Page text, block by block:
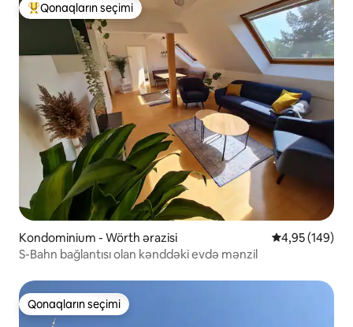
Populyar "Qonaqların seçimi"
Qonaqların seçimi
Kondominium - Wörth ərazisi Ortalama
4,95 (149)
S-Bahn bağlantısı olan kənddəki evdə mənzil
Qonaqların seçimi
Qonaqların seçimi